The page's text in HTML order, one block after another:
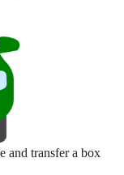
and transfer a box